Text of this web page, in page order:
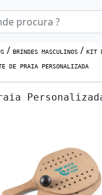
/ BRINDES MASCULINOS / KIT
DE PRAIA PERSONALIZADA